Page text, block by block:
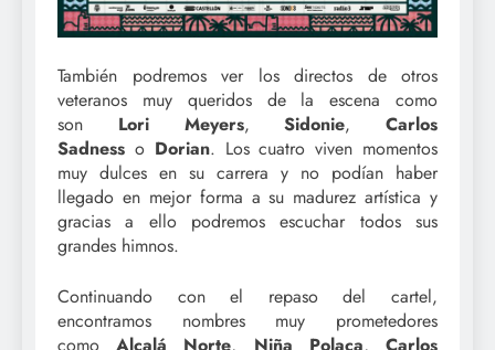
También podremos ver los directos de otros
veteranos muy queridos de la escena como
son Lori Meyers,Sidonie, Carlos
Sadness o Dorian. Los cuatro viven momentos
muy dulces en su carrera y no podían haber
llegado en mejor forma a su madurez artística y
gracias a ello podremos escuchar todos sus
grandes himnos.
Continuando con el repaso del cartel,
encontramos nombres muy prometedores